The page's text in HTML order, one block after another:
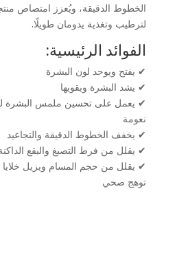
الخطوط الدقيقة، ويُعزز امتصاص
لترطيب وتغذية يدومان طويلًا.
الفوائد الرئيسية:
✔ يفتح ويوحد لون البشرة
✔ يشد البشرة ويقويها
✔ يعمل على تحسين ملمس البشرة
نعومة
✔ يخفف الخطوط الدقيقة والتجاعيد
✔ يقلل من فرط التصبغ والبقع
✔ يقلل من حجم المسام ويزيل خلايا
توهج صحي